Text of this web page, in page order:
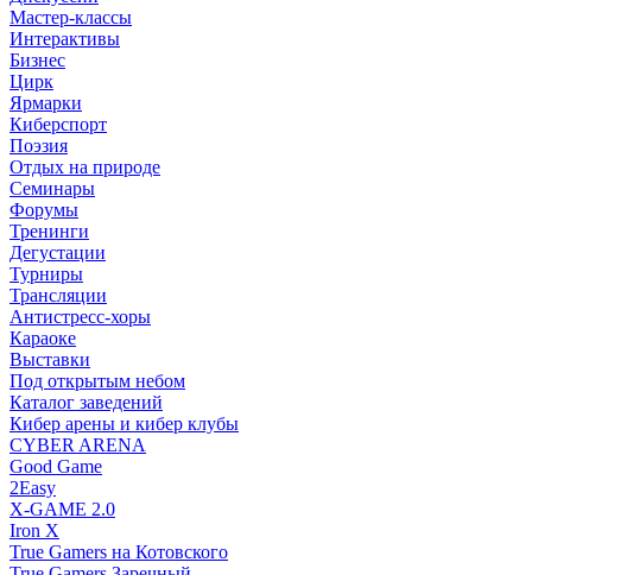
Мастер-классы
Интерактивы
Бизнес
Цирк
Ярмарки
Киберспорт
Поэзия
Отдых на природе
Семинары
Форумы
Тренинги
Дегустации
Турниры
Трансляции
Антистресс-хоры
Караоке
Выставки
Под открытым небом
Каталог заведений
Кибер арены и кибер клубы
CYBER ARENA
Good Game
2Easy
X-GAME 2.0
Iron X
True Gamers на Котовского